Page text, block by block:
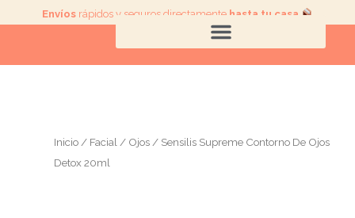
Envíos rápidos y seguros directamente hasta tu casa
Inicio / Facial / Ojos / Sensilis Supreme Contorno De Ojos
Detox 20ml